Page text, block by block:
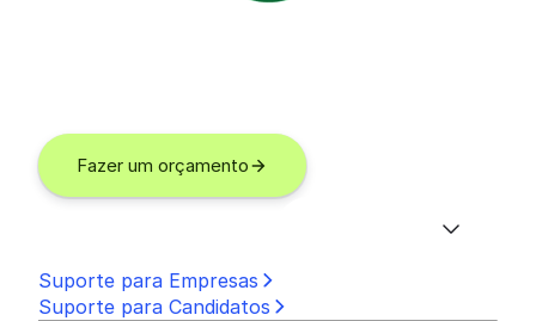
Fazer um orçamento
Suporte para Empresas
Suporte para Candidatos